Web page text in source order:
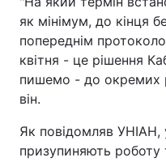
як мінімум, до кінця
попереднім
квітня - це рішення
пишемо - до окремих
він.
Як повідомляв УНІАН,
призупиняють роботу